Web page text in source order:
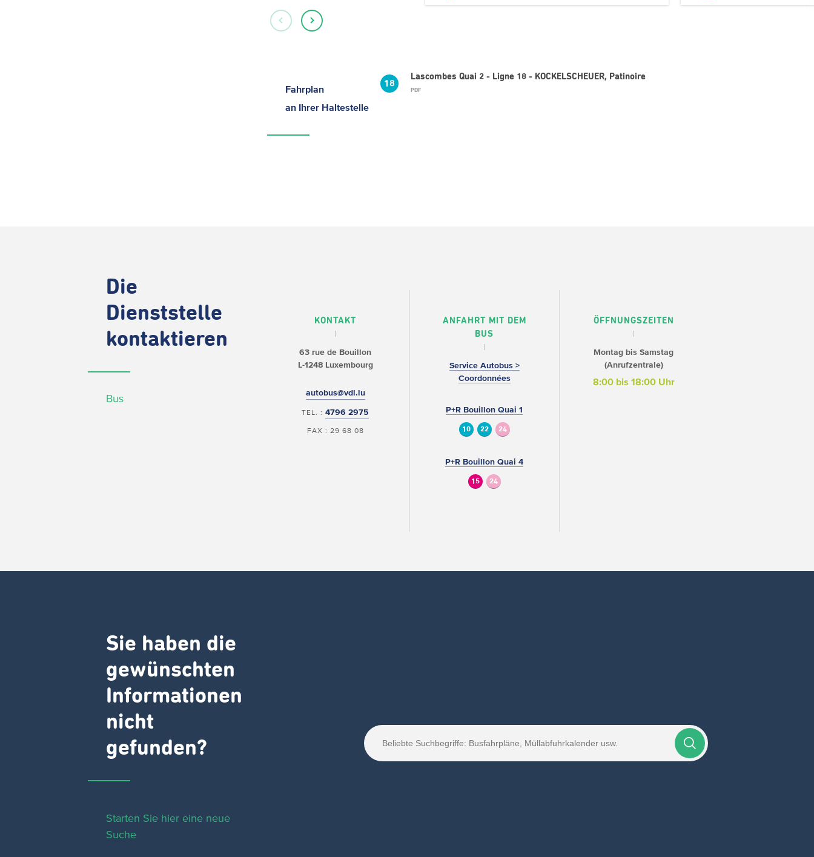
Fahrplan
an Ihrer Haltestelle
18
Lascombes Quai 2 - Ligne 18 - KOCKELSCHEUER, Patinoire
PDF
Die
Dienststelle
kontaktieren
Bus
KONTAKT
63 rue de Bouillon
L-1248 Luxembourg
autobus@vdl.lu
TEL. :4796 2975
FAX : 29 68 08
ANFAHRT MIT DEM
BUS
Service Autobus >
Coordonnées
P+R Bouillon Quai 1
10 22 24
P+R Bouillon Quai 4
15 24
ÖFFNUNGSZEITEN
Montag bis Samstag
(Anrufzentrale)
8:00 bis 18:00 Uhr
Sie haben die
gewünschten
Informationen
nicht
gefunden?
Starten Sie hier eine neue
Suche